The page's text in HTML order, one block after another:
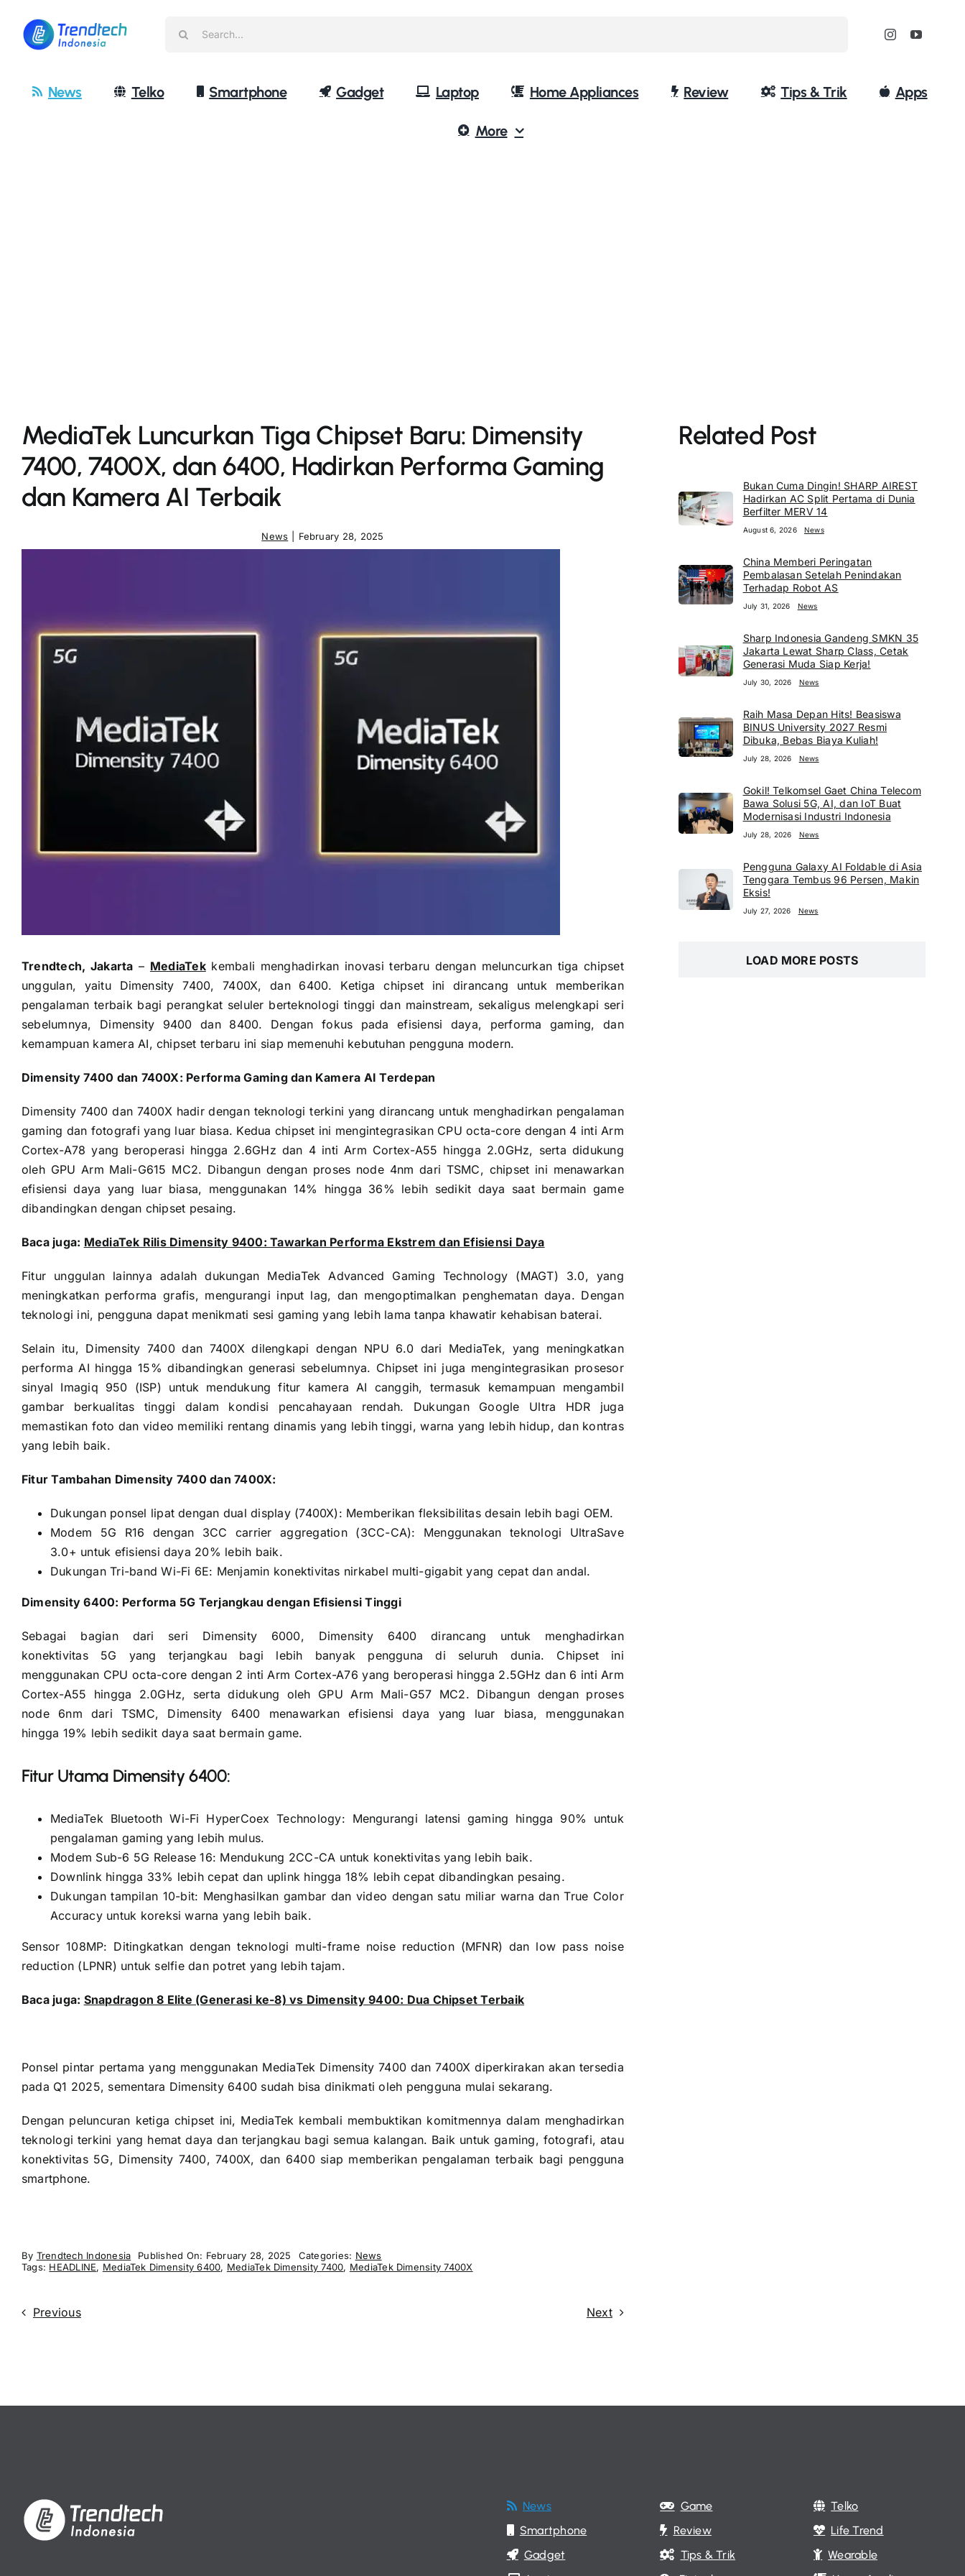
content
News Telko Smartphone Gadget Laptop Home Appliances Review Tips & Trik Apps
More
MediaTek Luncurkan Tiga Chipset Baru: Dimensity
7400, 7400X, dan 6400, Hadirkan Performa Gaming
dan Kamera AI Terbaik
News February 28, 2025
Trendtech, Jakarta – MediaTekkembali menghadirkan inovasi terbaru dengan meluncurkan tiga chipset
unggulan, yaitu Dimensity 7400, 7400X, dan 6400. Ketiga chipset ini dirancang untuk memberikan
pengalaman terbaik bagi perangkat seluler berteknologi tinggi dan mainstream, sekaligus melengkapi seri
sebelumnya, Dimensity 9400 dan 8400. Dengan fokus pada efisiensi daya, performa gaming, dan
kemampuan kamera AI, chipset terbaru ini siap memenuhi kebutuhan pengguna modern.
Dimensity 7400 dan 7400X: Performa Gaming dan Kamera AI Terdepan
Dimensity 7400 dan 7400X hadir dengan teknologi terkini yang dirancang untuk menghadirkan pengalaman
gaming dan fotografi yang luar biasa. Kedua chipset ini mengintegrasikan CPU octa-core dengan 4 inti Arm
Cortex-A78 yang beroperasi hingga 2.6GHz dan 4 inti Arm Cortex-A55 hingga 2.0GHz, serta didukung
oleh GPU Arm Mali-G615 MC2. Dibangun dengan proses node 4nm dari TSMC, chipset ini menawarkan
efisiensi daya yang luar biasa, menggunakan 14% hingga 36% lebih sedikit daya saat bermain game
dibandingkan dengan chipset pesaing.
Baca juga: MediaTek Rilis Dimensity 9400: Tawarkan Performa Ekstrem dan Efisiensi Daya
Fitur unggulan lainnya adalah dukungan MediaTek Advanced Gaming Technology (MAGT) 3.0, yang
meningkatkan performa grafis, mengurangi input lag, dan mengoptimalkan penghematan daya. Dengan
teknologi ini, pengguna dapat menikmati sesi gaming yang lebih lama tanpa khawatir kehabisan baterai.
Selain itu, Dimensity 7400 dan 7400X dilengkapi dengan NPU 6.0 dari MediaTek, yang meningkatkan
performa AI hingga 15% dibandingkan generasi sebelumnya. Chipset ini juga mengintegrasikan prosesor
sinyal Imagiq 950 (ISP) untuk mendukung fitur kamera AI canggih, termasuk kemampuan mengambil
gambar berkualitas tinggi dalam kondisi pencahayaan rendah. Dukungan Google Ultra HDR juga
memastikan foto dan video memiliki rentang dinamis yang lebih tinggi, warna yang lebih hidup, dan kontras
yang lebih baik.
Fitur Tambahan Dimensity 7400 dan 7400X:
Dukungan ponsel lipat dengan dual display (7400X): Memberikan fleksibilitas desain lebih bagi OEM.
Modem 5G R16 dengan 3CC carrier aggregation (3CC-CA): Menggunakan teknologi UltraSave
3.0+ untuk efisiensi daya 20% lebih baik.
Dukungan Tri-band Wi-Fi 6E: Menjamin konektivitas nirkabel multi-gigabit yang cepat dan andal.
Dimensity 6400: Performa 5G Terjangkau dengan Efisiensi Tinggi
Sebagai bagian dari seri Dimensity 6000, Dimensity 6400 dirancang untuk menghadirkan
konektivitas 5G yang terjangkau bagi lebih banyak pengguna di seluruh dunia. Chipset ini
menggunakan CPU octa-core dengan 2 inti Arm Cortex-A76 yang beroperasi hingga 2.5GHz dan 6 inti Arm
Cortex-A55 hingga 2.0GHz, serta didukung oleh GPU Arm Mali-G57 MC2. Dibangun dengan proses
node 6nm dari TSMC, Dimensity 6400 menawarkan efisiensi daya yang luar biasa, menggunakan
hingga 19% lebih sedikit daya saat bermain game.
Fitur Utama Dimensity 6400:
MediaTek Bluetooth Wi-Fi HyperCoex Technology: Mengurangi latensi gaming hingga 90% untuk
pengalaman gaming yang lebih mulus.
Modem Sub-6 5G Release 16: Mendukung 2CC-CA untuk konektivitas yang lebih baik.
Downlink hingga 33% lebih cepat dan uplink hingga 18% lebih cepat dibandingkan pesaing.
Dukungan tampilan 10-bit: Menghasilkan gambar dan video dengan satu miliar warna dan True Color
Accuracy untuk koreksi warna yang lebih baik.
Sensor 108MP: Ditingkatkan dengan teknologi multi-frame noise reduction (MFNR) dan low pass noise
reduction (LPNR) untuk selfie dan potret yang lebih tajam.
Baca juga: Snapdragon 8 Elite (Generasi ke-8) vs Dimensity 9400: Dua Chipset Terbaik
Ponsel pintar pertama yang menggunakan MediaTek Dimensity 7400 dan 7400X diperkirakan akan tersedia
pada Q1 2025, sementara Dimensity 6400 sudah bisa dinikmati oleh pengguna mulai sekarang.
Dengan peluncuran ketiga chipset ini, MediaTek kembali membuktikan komitmennya dalam menghadirkan
teknologi terkini yang hemat daya dan terjangkau bagi semua kalangan. Baik untuk gaming, fotografi, atau
konektivitas 5G, Dimensity 7400, 7400X, dan 6400 siap memberikan pengalaman terbaik bagi pengguna
smartphone.
By Trendtech Indonesia Published On: February 28, 2025 Categories: News
Tags: HEADLINE, MediaTek Dimensity 6400, MediaTek Dimensity 7400, MediaTek Dimensity 7400X
Previous Next
Related Post
Bukan Cuma Dingin! SHARP AIREST
Hadirkan AC Split Pertama di Dunia
Berfilter MERV 14
August 6, 2026 News
China Memberi Peringatan
Pembalasan Setelah Penindakan
Terhadap Robot AS
July 31, 2026 News
Sharp Indonesia Gandeng SMKN 35
Jakarta Lewat Sharp Class, Cetak
Generasi Muda Siap Kerja!
July 30, 2026 News
Raih Masa Depan Hits! Beasiswa
BINUS University 2027 Resmi
Dibuka, Bebas Biaya Kuliah!
July 28, 2026 News
Gokil! Telkomsel Gaet China Telecom
Bawa Solusi 5G, AI, dan IoT Buat
Modernisasi Industri Indonesia
July 28, 2026 News
Pengguna Galaxy AI Foldable di Asia
Tenggara Tembus 96 Persen, Makin
Eksis!
July 27, 2026 News
LOAD MORE POSTS
News
Smartphone
Gadget
Game
Review
Tips & Trik
Telko
Life Trend
Wearable